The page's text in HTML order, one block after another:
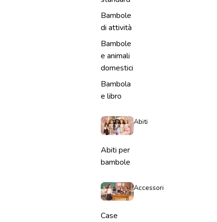
Bambole
di attività
Bambole
e animali
domestici
Bambola
e libro
Abiti
Abiti per
bambole
Accessori
Case